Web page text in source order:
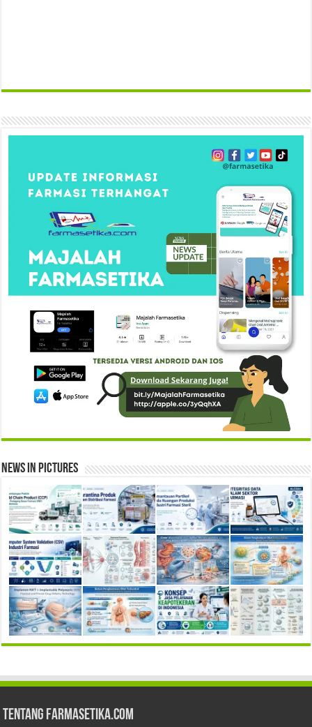
News in Pictures
Tentang Farmasetika.com